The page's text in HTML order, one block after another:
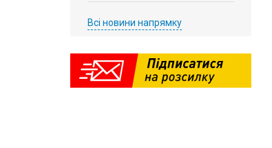
Всі новини напрямку